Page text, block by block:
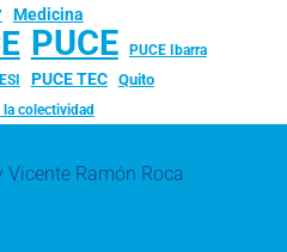
Medicina
PUCE PUCE Ibarra
PUCE TEC
Quito
colectividad
Ramón Roca